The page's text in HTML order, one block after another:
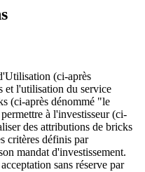
(ci-après
et l'utilisation du service
(ci-après dénommé "le
à l'investisseur (ci-
des attributions de bricks
critères définis par
mandat d'investissement.
sans réserve par